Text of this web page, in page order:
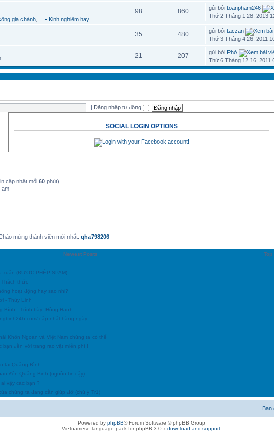
gia chánh • Kinh nghiệm hay
98 860 gửi bởitoanpham246
Thứ 2 Tháng 1 28, 2013
35 480 gửi bởitaczan
Thứ 3 Tháng 4 26, 2011
21 207 gửi bởi Phở
Thứ 6 Tháng 12 16, 2011
|Đăng nhập tự động
SOCIAL LOGIN OPTIONS
cập nhật mỗi 60 phút)
am
mừng thành viên mới nhất: qha798206
Newest Posts
xuân (ĐƯỢC PHÉP SPAM)
thức
hoạt động hay sao nhỉ?
- Thùy Linh
Bình - Trình bày: Hồng Hạnh
cập nhật hàng ngày
Khôn Ngoan và Việt Nam chúng ta có thể
bạn đền với trang rao vặt miễn phí !
tại Quảng Bình
đến Quảng Binh (nguồn tin cậy)
vậy các bạn ?
chúng ta đang cần giúp đỡ (chú ý Tr1)
Ban
Powered by phpBB® Forum Software © phpBB Group
Vietnamese language pack for phpBB 3.0.x download and support.